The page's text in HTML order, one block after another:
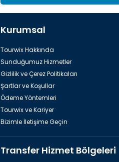
Kurumsal
Tourwix Hakkında
Sunduğumuz Hizmetler
Gizlilik ve Çerez Politikaları
Şartlar ve Koşullar
Ödeme Yöntemleri
Tourwix ve Kariyer
Bizimle İletişime Geçin
Transfer Hizmet Bölgeleri